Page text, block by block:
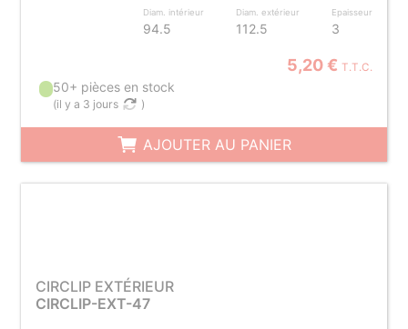
Diam. intérieur
94.5
Diam. extérieur
112.5
Epaisseur
3
5,20 € T.T.C.
50+ pièces en stock
(il y a 3 jours )
AJOUTER AU PANIER
CIRCLIP EXTÉRIEUR
CIRCLIP-EXT-47